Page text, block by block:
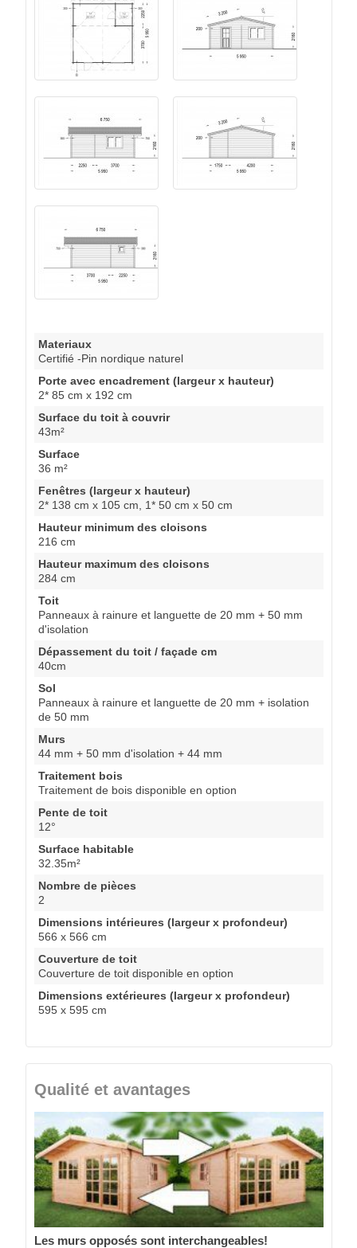
Materiaux
Certifié -Pin nordique naturel
Porte avec encadrement (largeur x hauteur)
2* 85 cm x 192 cm
Surface du toit à couvrir
43m²
Surface
36 m²
Fenêtres (largeur x hauteur)
2* 138 cm x 105 cm, 1* 50 cm x 50 cm
Hauteur minimum des cloisons
216 cm
Hauteur maximum des cloisons
284 cm
Toit
Panneaux à rainure et languette de 20 mm + 50 mm
d'isolation
Dépassement du toit / façade cm
40cm
Sol
Panneaux à rainure et languette de 20 mm + isolation
de 50 mm
Murs
44 mm + 50 mm d'isolation + 44 mm
Traitement bois
Traitement de bois disponible en option
Pente de toit
12°
Surface habitable
32.35m²
Nombre de pièces
2
Dimensions intérieures (largeur x profondeur)
566 x 566 cm
Couverture de toit
Couverture de toit disponible en option
Dimensions extérieures (largeur x profondeur)
595 x 595 cm
Qualité et avantages
Les murs opposés sont interchangeables!